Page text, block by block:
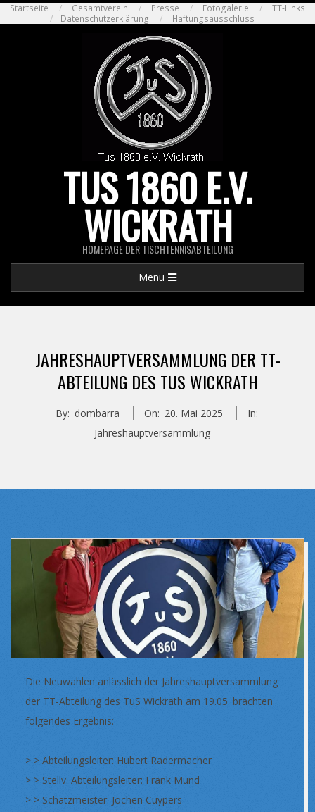
Skip
to
Startseite Gesamtverein Presse Fotogalerie
TT-Links
Datenschutzerklärung
Haftungsausschluss
TUS 1860 E.V.
WICKRATH
HOMEPAGE DER TISCHTENNISABTEILUNG
Navigation
Menu
JAHRESHAUPTVERSAMMLUNG DER TT-
ABTEILUNG DES TUS WICKRATH
By: dombarra On: 20. Mai 2025
In:
Jahreshauptversammlung
Die Neuwahlen anlässlich der Jahreshauptversammlung
der TT-Abteilung des TuS Wickrath am 19.05. brachten
folgendes Ergebnis:
> > Abteilungsleiter: Hubert Radermacher
> > Stellv. Abteilungsleiter: Frank Mund
> > Schatzmeister: Jochen Cuypers